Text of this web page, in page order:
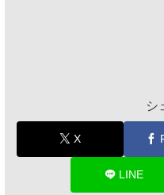
シ
X
LINE